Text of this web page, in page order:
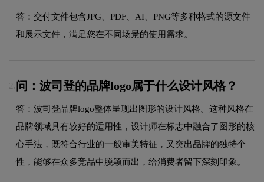
答：交付文件包含JPG、PDF、AI、PNG等多种格式的源文件
和展示文件，满足您在不同场景的使用需求。
2. 问：波司登的品牌logo属于什么设计风格？
答：波司登品牌logo整体呈现出图形的设计风格。这种风格在
品牌领域具有较好的适用性，设计师在标志中融合了图形的核
心手法，既符合行业的一般审美特征，又突出品牌的独特个
性，能够在众多竞品中脱颖而出，给消费者留下深刻印象。